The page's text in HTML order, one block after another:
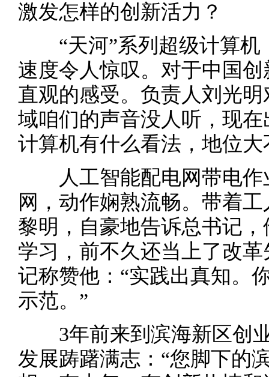
激发怎样的创新活力？
“天河”系列超级计算机
速度令人惊叹。对于中国
直观的感受。负责人刘光
域咱们的声音没人听，现
计算机有什么看法，地位
人工智能配电网带电作
网，动作娴熟流畅。带着
黎明，自豪地告诉总书记
学习，前不久还当上了改
记称赞他：“实践出真知。
示范。”
3年前来到滨海新区创业
发展踌躇满志：“您脚下的